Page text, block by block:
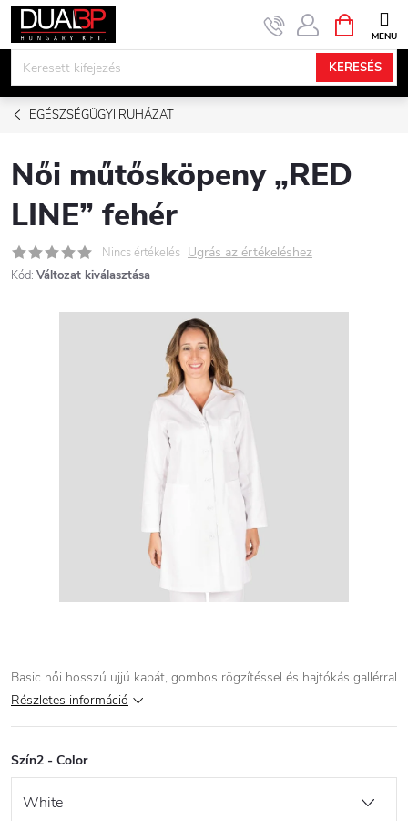
Ugrás
KERESÉS
KOSÁR
EGÉSZSÉGÜGYI RUHÁZAT
Női műtősköpeny „RED
LINE” fehér
Nincs értékelés Ugrás az értékeléshez
Kód: Változat kiválasztása
Basic női hosszú ujjú kabát, gombos rögzítéssel és hajtókás gallérral
Részletes információ
Szín2 - Color